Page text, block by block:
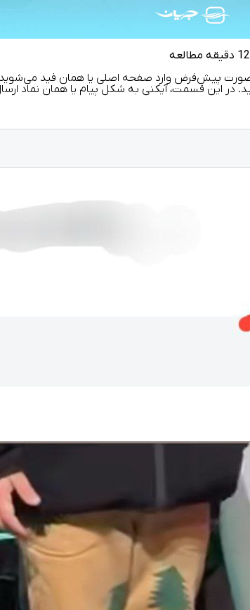
12 دقیقه مطالعه
به‌صورت پیش‌فرض وارد صفحه اصلی یا همان فید
این قسمت، آیکنی به شکل پیام یا همان نماد ارسال